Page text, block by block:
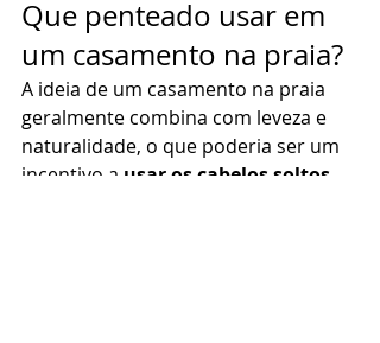
Que penteado usar em
um casamento na praia?
A ideia de um casamento na praia
geralmente combina com leveza e
naturalidade, o que poderia ser um
incentivo a usar os cabelos soltos